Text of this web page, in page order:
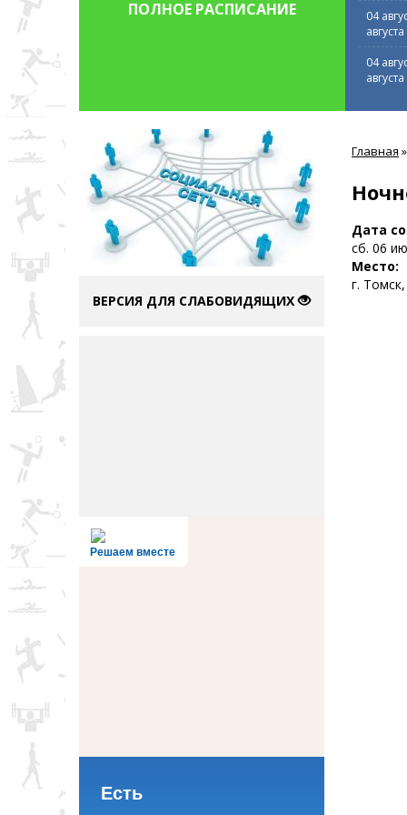
ПОЛНОЕ РАСПИСАНИЕ 04
августа
04
августа
ВЕРСИЯ ДЛЯ СЛАБОВИДЯЩИХ
Решаем вместе
Есть
здесь
Главная »
Дата
сб. 06
Место:
г.